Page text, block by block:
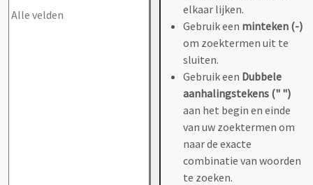
elkaar lijken.
Gebruik een minteken (-)
om zoektermen uit te
sluiten.
Gebruik een Dubbele
aanhalingstekens (" ")
aan het begin en einde
van uw zoektermen om
naar de exacte
combinatie van woorden
te zoeken.